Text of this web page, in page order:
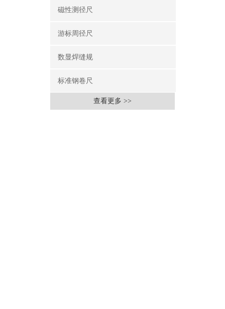
磁性测径尺
游标周径尺
数显焊缝规
标准钢卷尺
查看更多 >>